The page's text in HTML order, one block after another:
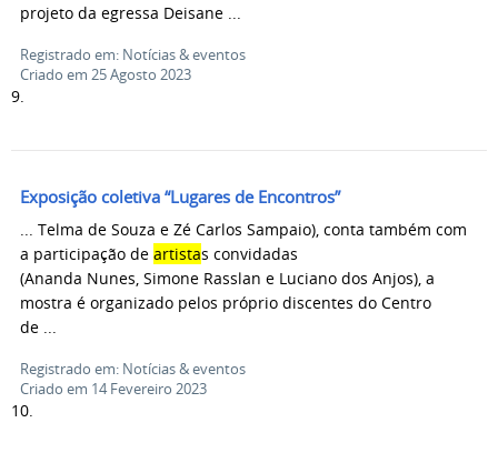
projeto da egressa Deisane ...
Registrado em: Notícias & eventos
Criado em 25 Agosto 2023
9.
Exposição coletiva “Lugares de Encontros”
... Telma de Souza e Zé Carlos Sampaio), conta também com
a participação de artistas convidadas
(Ananda Nunes, Simone Rasslan e Luciano dos Anjos), a
mostra é organizado pelos próprio discentes do Centro
de ...
Registrado em: Notícias & eventos
Criado em 14 Fevereiro 2023
10.